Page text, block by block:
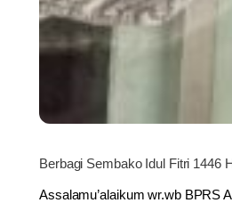
Berbagi Sembako Idul Fitri 1446
Assalamu’alaikum wr.wb BPRS